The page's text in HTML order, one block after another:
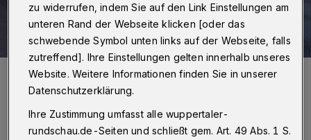
zu widerrufen, indem Sie auf den Link Einstellungen am
unteren Rand der Webseite klicken [oder das
schwebende Symbol unten links auf der Webseite, falls
zutreffend]. Ihre Einstellungen gelten innerhalb unseres
Website. Weitere Informationen finden Sie in unserer
Datenschutzerklärung.
Ihre Zustimmung umfasst alle wuppertaler-
rundschau.de-Seiten und schließt gem. Art. 49 Abs. 1 S.